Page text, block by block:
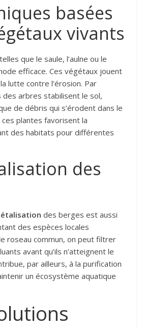
basées
vivants
que le saule, l’aulne ou le
efficace. Ces végétaux jouent
lutte contre l’érosion. Par
des arbres stabilisent le sol,
de débris qui s’érodent dans le
ces plantes favorisent la
des habitats pour différentes
des
des berges est aussi
des espèces locales
roseau commun, on peut filtrer
avant qu’ils n’atteignent le
par ailleurs, à la purification
un écosystème aquatique